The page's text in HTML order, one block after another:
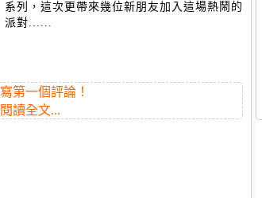
系列，這次更帶來幾位新朋友加入這場熱鬧的
派對......
寫第一個評論！
閱讀全文...